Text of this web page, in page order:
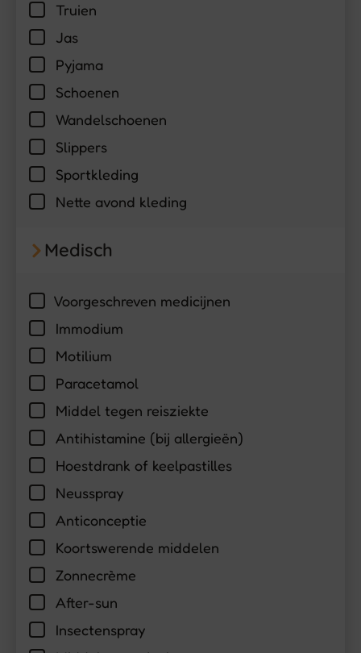
Truien
Jas
Pyjama
Schoenen
Wandelschoenen
Slippers
Sportkleding
Nette avond kleding
Medisch
Voorgeschreven medicijnen
Immodium
Motilium
Paracetamol
Middel tegen reisziekte
Antihistamine (bij allergieën)
Hoestdrank of keelpastilles
Neusspray
Anticonceptie
Koortswerende middelen
Zonnecrème
After-sun
Insectenspray